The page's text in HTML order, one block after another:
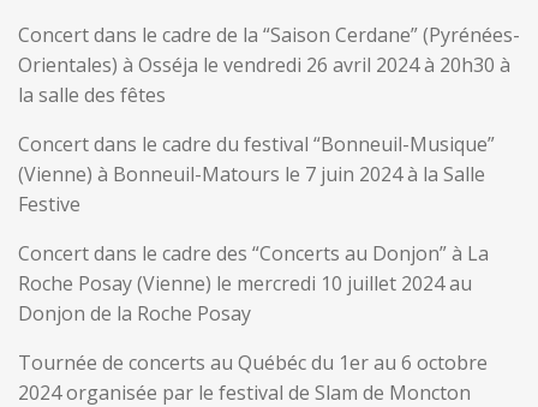
Concert dans le cadre de la “Saison Cerdane” (Pyrénées-
Orientales) à Osséja le vendredi 26 avril 2024 à 20h30 à
la salle des fêtes
Concert dans le cadre du festival “Bonneuil-Musique”
(Vienne) à Bonneuil-Matours le 7 juin 2024 à la Salle
Festive
Concert dans le cadre des “Concerts au Donjon” à La
Roche Posay (Vienne) le mercredi 10 juillet 2024 au
Donjon de la Roche Posay
Tournée de concerts au Québéc du 1er au 6 octobre
2024 organisée par le festival de Slam de Moncton